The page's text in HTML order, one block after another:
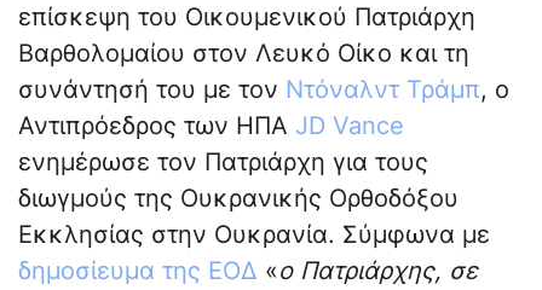
επίσκεψη του Οικουμενικού Πατριάρχη
Βαρθολομαίου στον Λευκό Οίκο και τη
συνάντησή του με τον Ντόναλντ Τράμπ, ο
Αντιπρόεδρος των ΗΠΑ JD Vance
ενημέρωσε τον Πατριάρχη για τους
διωγμούς της Ουκρανικής Ορθοδόξου
Εκκλησίας στην Ουκρανία. Σύμφωνα με
δημοσίευμα της ΕΟΔ «ο Πατριάρχης, σε